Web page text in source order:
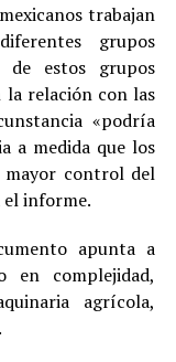
trabajan
grupos
de estos grupos
la relación con las
«podría
a medida que los
control del
el informe.
apunta a
en complejidad,
agrícola,